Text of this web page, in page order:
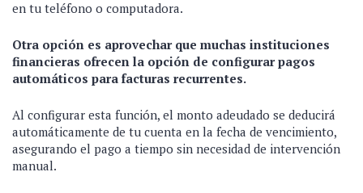
en tu teléfono o computadora.
Otra opción es aprovechar que muchas instituciones
financieras ofrecen la opción de configurar pagos
automáticos para facturas recurrentes.
Al configurar esta función, el monto adeudado se deducirá
automáticamente de tu cuenta en la fecha de vencimiento,
asegurando el pago a tiempo sin necesidad de intervención
manual.